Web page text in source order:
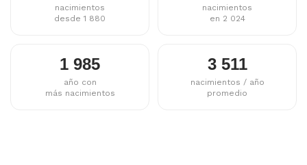
nacimientos
desde 1 880
nacimientos
en 2 024
1 985
año con
más nacimientos
3 511
nacimientos / año
promedio